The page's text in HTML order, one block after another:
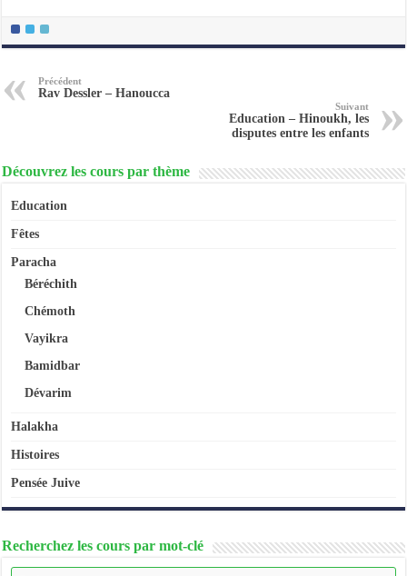
Précédent
Rav Dessler – Hanoucca
Suivant
Education – Hinoukh, les
disputes entre les enfants
Découvrez les cours par thème
Education
Fêtes
Paracha
Béréchith
Chémoth
Vayikra
Bamidbar
Dévarim
Halakha
Histoires
Pensée Juive
Recherchez les cours par mot-clé